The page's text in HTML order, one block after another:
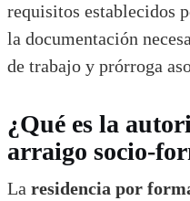
requisitos establecidos
la documentación
de trabajo y prórroga
¿Qué es la
arraigo socio-
La residencia por